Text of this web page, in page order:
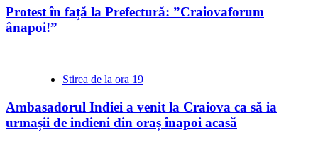
Protest în față la Prefectură: ”Craiovaforum
ânapoi!”
Stirea de la ora 19
Ambasadorul Indiei a venit la Craiova ca să ia
urmașii de indieni din oraș înapoi acasă